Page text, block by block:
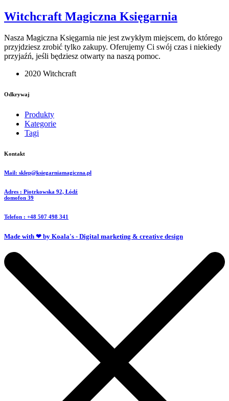
Witchcraft Magiczna Księgarnia
Nasza Magiczna Księgarnia nie jest zwykłym miejscem, do którego
przyjdziesz zrobić tylko zakupy. Oferujemy Ci swój czas i niekiedy
przyjaźń, jeśli będziesz otwarty na naszą pomoc.
2020 Witchcraft
Odkrywaj
Produkty
Kategorie
Tagi
Kontakt
Mail: sklep@ksiegarniamagiczna.pl
Adres : Piotrkowska 92, Łódź
domofon 39
Telefon : +48 507 498 341
Made with ❤ by Koala's - Digital marketing & creative design